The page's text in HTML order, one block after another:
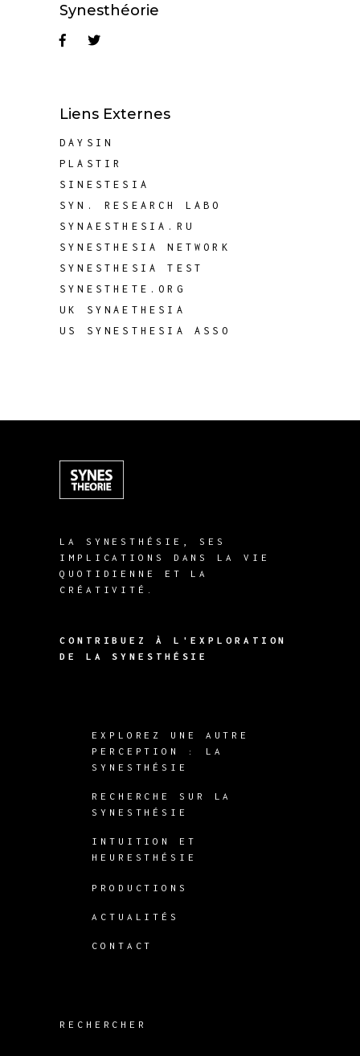
Synesthéorie
Liens Externes
DAYSIN
PLASTIR
SINESTESIA
SYN. RESEARCH LABO
SYNAESTHESIA.RU
SYNESTHESIA NETWORK
SYNESTHESIA TEST
SYNESTHETE.ORG
UK SYNAETHESIA
US SYNESTHESIA ASSO
LA SYNESTHÉSIE, SES
IMPLICATIONS DANS LA VIE
QUOTIDIENNE ET LA
CRÉATIVITÉ.
CONTRIBUEZ À L'EXPLORATION
DE LA SYNESTHÉSIE
EXPLOREZ UNE AUTRE
PERCEPTION : LA
SYNESTHÉSIE
RECHERCHE SUR LA
SYNESTHÉSIE
INTUITION ET
HEURESTHÉSIE
PRODUCTIONS
ACTUALITÉS
CONTACT
RECHERCHER